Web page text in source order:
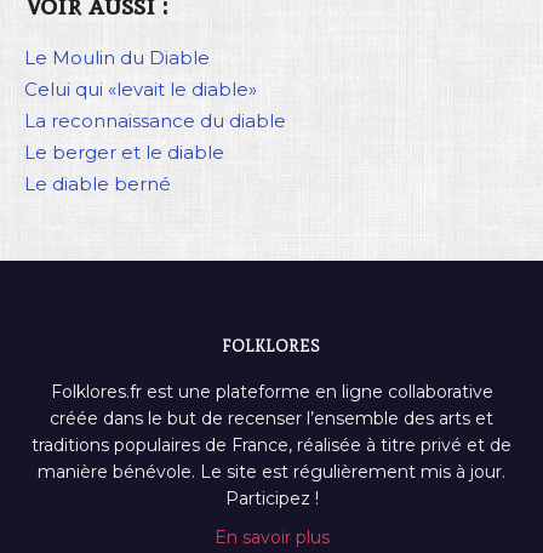
Le Moulin du Diable
Celui qui «levait le diable»
La reconnaissance du diable
Le berger et le diable
Le diable berné
FOLKLORES
Folklores.fr est une plateforme en ligne collaborative
créée dans le but de recenser l’ensemble des arts et
traditions populaires de France, réalisée à titre privé et de
manière bénévole. Le site est régulièrement mis à jour.
Participez !
En savoir plus